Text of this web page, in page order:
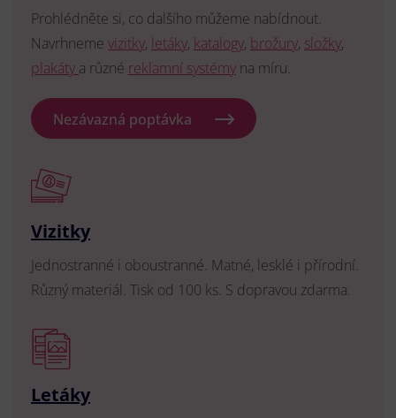
Prohlédněte si, co dalšího můžeme nabídnout.
Navrhneme vizitky, letáky, katalogy, brožury, složky,
plakáty a různé reklamní systémy na míru.
Nezávazná poptávka
Vizitky
Jednostranné i oboustranné. Matné, lesklé i přírodní.
Různý materiál. Tisk od 100 ks. S dopravou zdarma.
Letáky